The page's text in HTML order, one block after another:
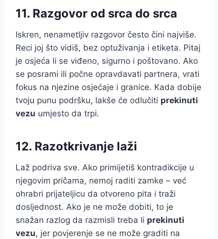
11. Razgovor od srca do srca
Iskren, nenametljiv razgovor često čini najviše.
Reci joj što vidiš, bez optuživanja i etiketa. Pitaj
je osjeća li se viđeno, sigurno i poštovano. Ako
se posrami ili počne opravdavati partnera, vrati
fokus na njezine osjećaje i granice. Kada dobije
tvoju punu podršku, lakše će odlučiti prekinuti
vezu umjesto da trpi.
12. Razotkrivanje laži
Laž podriva sve. Ako primijetiš kontradikcije u
njegovim pričama, nemoj raditi zamke – već
ohrabri prijateljicu da otvoreno pita i traži
dosljednost. Ako je ne može dobiti, to je
snažan razlog da razmisli treba li prekinuti
vezu, jer povjerenje se ne može graditi na